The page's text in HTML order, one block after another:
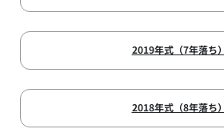
2019年式（7年落ち）
2018年式（8年落ち）